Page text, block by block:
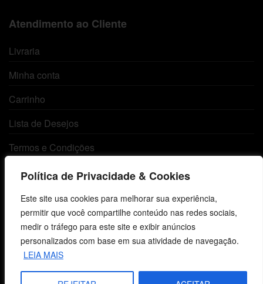
Política de Privacidade & Cookies
Este site usa cookies para melhorar sua experiência,
permitir que você compartilhe conteúdo nas redes sociais,
medir o tráfego para este site e exibir anúncios
personalizados com base em sua atividade de navegação.
LEIA MAIS
Atendimento ao Cliente
Livraria
Minha conta
Carrinho
Lista de Desejos
Termos e Condições
CNPJ: 29.832.607/0001-10
São Leopoldo, RS, Brasil
Fale Conosco